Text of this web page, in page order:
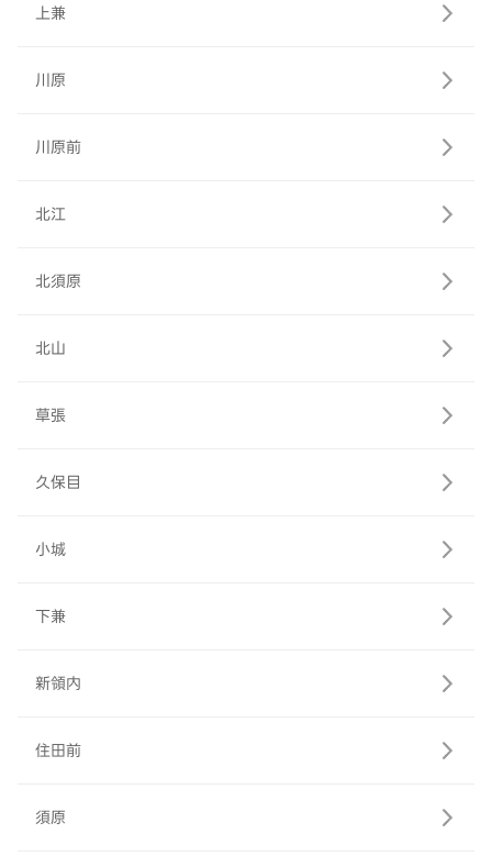
上兼
川原
川原前
北江
北須原
北山
草張
久保目
小城
下兼
新領内
住田前
須原